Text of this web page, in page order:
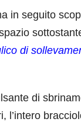
in seguito
di
di
l’intero